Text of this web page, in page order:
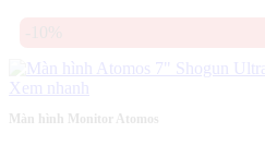
Xem nhanh
Màn hình Monitor Atomos